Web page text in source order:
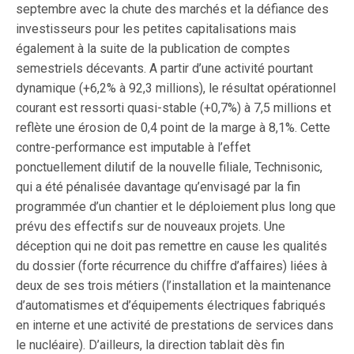
septembre avec la chute des marchés et la défiance des
investisseurs pour les petites capitalisations mais
également à la suite de la publication de comptes
semestriels décevants. A partir d’une activité pourtant
dynamique (+6,2% à 92,3 millions), le résultat opérationnel
courant est ressorti quasi-stable (+0,7%) à 7,5 millions et
reflète une érosion de 0,4 point de la marge à 8,1%. Cette
contre-performance est imputable à l’effet
ponctuellement dilutif de la nouvelle filiale, Technisonic,
qui a été pénalisée davantage qu’envisagé par la fin
programmée d’un chantier et le déploiement plus long que
prévu des effectifs sur de nouveaux projets. Une
déception qui ne doit pas remettre en cause les qualités
du dossier (forte récurrence du chiffre d’affaires) liées à
deux de ses trois métiers (l’installation et la maintenance
d’automatismes et d’équipements électriques fabriqués
en interne et une activité de prestations de services dans
le nucléaire). D’ailleurs, la direction tablait dès fin